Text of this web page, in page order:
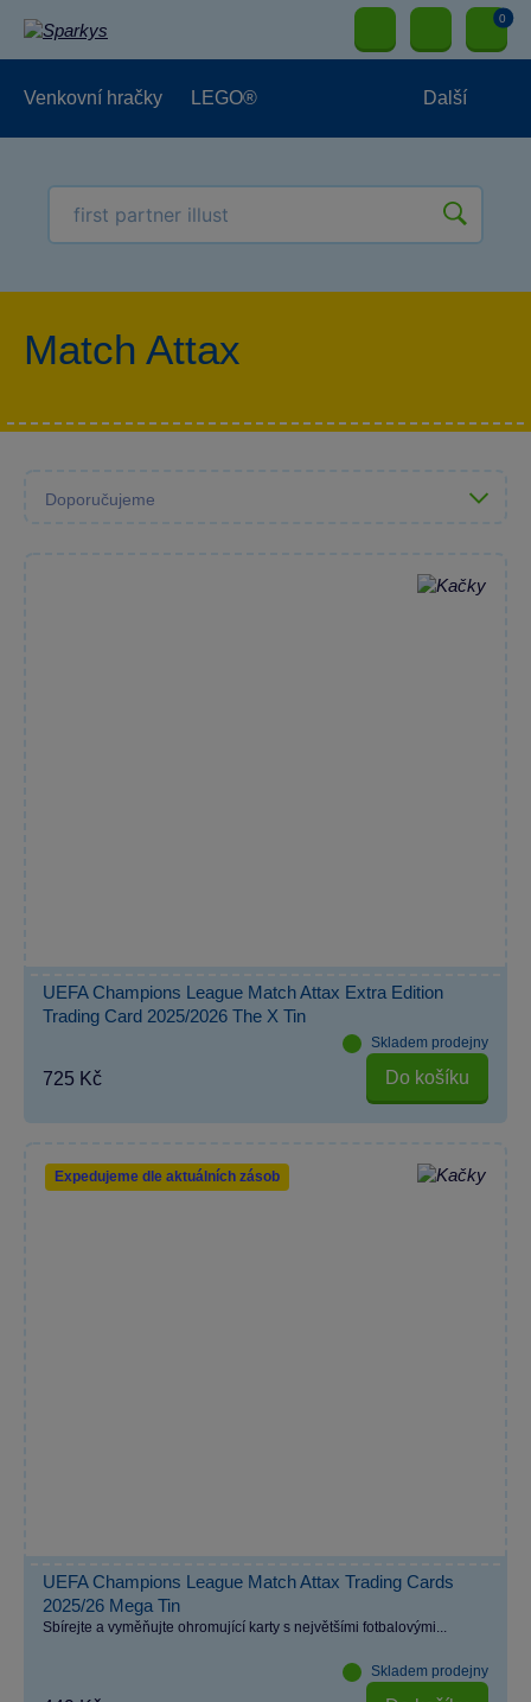
0
Venkovní hračky LEGO® Další
Match Attax
UEFA Champions League Match Attax Extra Edition
Trading Card 2025/2026 The X Tin
Skladem prodejny
725 Kč Do košíku
Expedujeme dle aktuálních zásob
UEFA Champions League Match Attax Trading Cards
2025/26 Mega Tin
Sbírejte a vyměňujte ohromující karty s největšími fotbalovými...
Skladem prodejny